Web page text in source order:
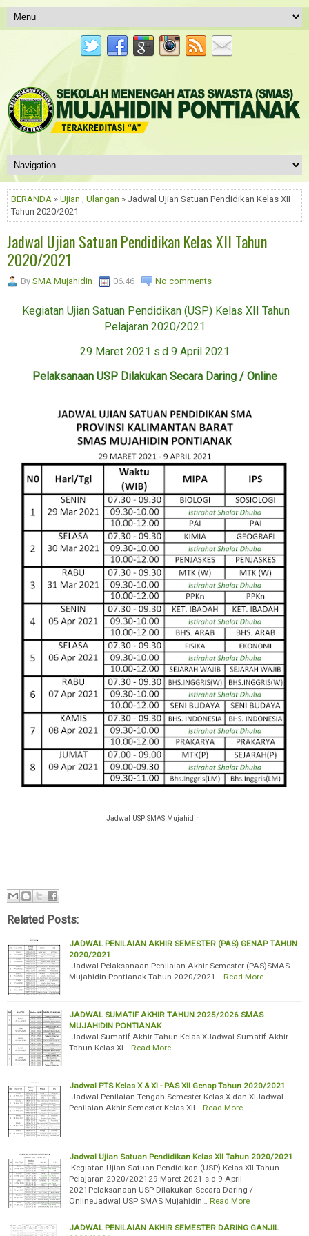
BERANDA » Ujian Ulangan » Jadwal Ujian Satuan Pendidikan Kelas XII
Tahun 2020/2021
Jadwal Ujian Satuan Pendidikan Kelas XII Tahun
2020/2021
By SMA Mujahidin 06.46 No comments
Kegiatan Ujian Satuan Pendidikan (USP) Kelas XII Tahun
Pelajaran 2020/2021
29 Maret 2021 s.d 9 April 2021
Pelaksanaan USP Dilakukan Secara Daring / Online
Jadwal USP SMAS Mujahidin
Related Posts:
JADWAL PENILAIAN AKHIR SEMESTER (PAS) GENAP TAHUN
2020/2021
Jadwal Pelaksanaan Penilaian Akhir Semester (PAS)SMAS
Mujahidin Pontianak Tahun 2020/2021…
Read More
JADWAL SUMATIF AKHIR TAHUN 2025/2026 SMAS
MUJAHIDIN PONTIANAK
Jadwal Sumatif Akhir Tahun Kelas XJadwal Sumatif Akhir
Tahun Kelas XI…
Read More
Jadwal PTS Kelas X & XI - PAS XII Genap Tahun 2020/2021
Jadwal Penilaian Tengah Semester Kelas X dan XIJadwal
Penilaian Akhir Semester Kelas XII…
Read More
Jadwal Ujian Satuan Pendidikan Kelas XII Tahun 2020/2021
Kegiatan Ujian Satuan Pendidikan (USP) Kelas XII Tahun
Pelajaran 2020/202129 Maret 2021 s.d 9 April
2021Pelaksanaan USP Dilakukan Secara Daring /
OnlineJadwal USP SMAS Mujahidin…
Read More
JADWAL PENILAIAN AKHIR SEMESTER DARING GANJIL